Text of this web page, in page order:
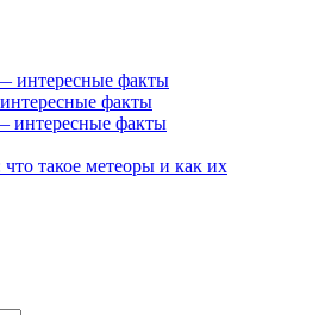
интересные факты
факты
интересные факты
такое метеоры и как их